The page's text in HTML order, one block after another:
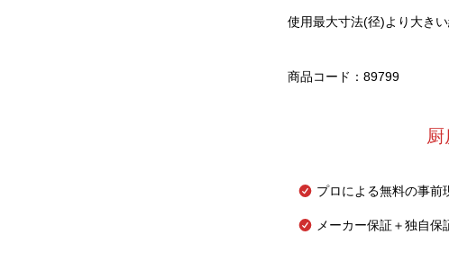
使用最大寸法(径)より大き
商品コード：89799
プロによる無料の事前
メーカー保証＋独自保